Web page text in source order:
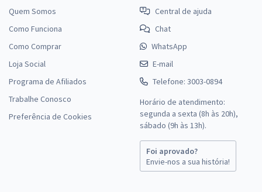
Quem Somos
Como Funciona
Como Comprar
Loja Social
Programa de Afiliados
Trabalhe Conosco
Preferência de Cookies
Central de ajuda
Chat
WhatsApp
E-mail
Telefone: 3003-0894
Horário de atendimento:
segunda a sexta (8h às 20h),
sábado (9h às 13h).
Foi aprovado?
Envie-nos a sua história!